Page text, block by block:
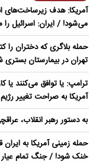
آمریکا: هدف زیرساخت‌های
می‌شود! / ایران: اسرائیل را
حمله بلاگری که دختران
تهران در بیمارستان
ترامپ: یا توافق می‌کنند
آمریکا به صراحت تغییر
به دستور رهبر انقلاب،
حمله زمینی آمریکا به
خنک شود! / جنگ تمام